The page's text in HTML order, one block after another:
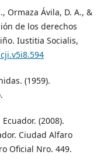
Ormaza Ávila, D. A., &
de los derechos
Iustitia Socialis,
(1959).
(2008).
Ciudad Alfaro
Oficial Nro. 449.